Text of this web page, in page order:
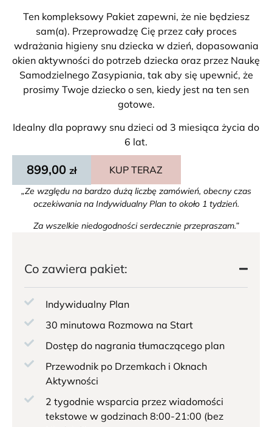
Ten kompleksowy Pakiet zapewni, że nie będziesz
sam(a). Przeprowadzę Cię przez cały proces
wdrażania higieny snu dziecka w dzień, dopasowania
okien aktywności do potrzeb dziecka oraz przez Naukę
Samodzielnego Zasypiania, tak aby się upewnić, że
prosimy Twoje dziecko o sen, kiedy jest na ten sen
gotowe.
Idealny dla poprawy snu dzieci od 3 miesiąca życia do
6 lat.
899,00 zł KUP TERAZ
„Ze względu na bardzo dużą liczbę zamówień, obecny czas
oczekiwania na Indywidualny Plan to około 1 tydzień.
Za wszelkie niedogodności serdecznie przepraszam.”
Co zawiera pakiet:
Indywidualny Plan
30 minutowa Rozmowa na Start
Dostęp do nagrania tłumaczącego plan
Przewodnik po Drzemkach i Oknach
Aktywności
2 tygodnie wsparcia przez wiadomości
tekstowe w godzinach 8:00-21:00 (bez